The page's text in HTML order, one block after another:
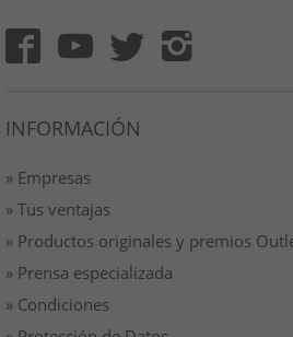
INFORMACIÓN
» Empresas
» Tus ventajas
» Productos originales y premios
» Prensa especializada
» Condiciones